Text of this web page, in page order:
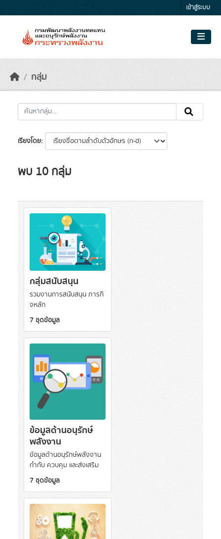
เข้าสู่ระบบ
กลุ่ม
เรียงโดย
พบ 10 กลุ่ม
กลุ่มสนับสนุน
รวมงานการสนับสนุน ภารกิ
จหลัก
7 ชุดข้อมูล
ข้อมูลด้านอนุรักษ์
พลังงาน
ข้อมูลด้านอนุรักษ์พลังงาน
กำกับ ควบคุม และส่งเสริม
7 ชุดข้อมูล